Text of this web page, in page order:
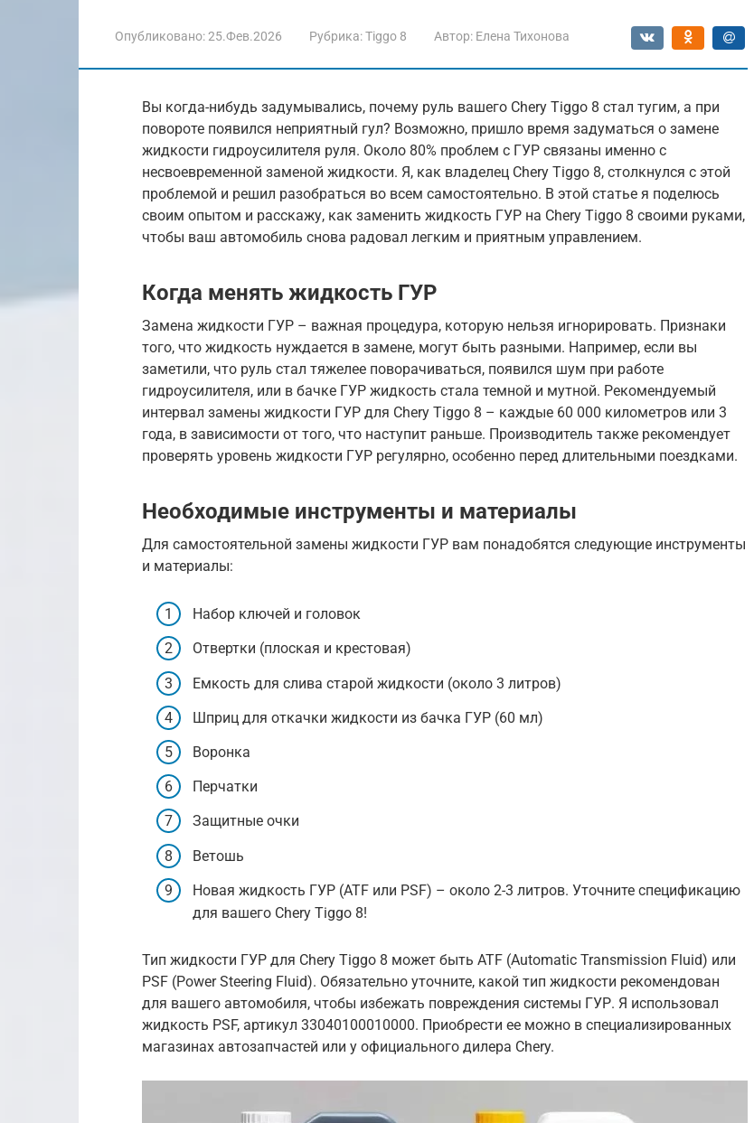
Опубликовано:25.Фев.2026 Рубрика:Tiggo 8 Автор: Елена Тихонова
Вы когда-нибудь задумывались, почему руль вашего Chery Tiggo 8 стал тугим, а при
повороте появился неприятный гул? Возможно, пришло время задуматься о замене
жидкости гидроусилителя руля. Около 80% проблем с ГУР связаны именно с
несвоевременной заменой жидкости. Я, как владелец Chery Tiggo 8, столкнулся с этой
проблемой и решил разобраться во всем самостоятельно. В этой статье я поделюсь
своим опытом и расскажу, как заменить жидкость ГУР на Chery Tiggo 8 своими руками,
чтобы ваш автомобиль снова радовал легким и приятным управлением.
Когда менять жидкость ГУР
Замена жидкости ГУР – важная процедура, которую нельзя игнорировать. Признаки
того, что жидкость нуждается в замене, могут быть разными. Например, если вы
заметили, что руль стал тяжелее поворачиваться, появился шум при работе
гидроусилителя, или в бачке ГУР жидкость стала темной и мутной. Рекомендуемый
интервал замены жидкости ГУР для Chery Tiggo 8 – каждые 60 000 километров или 3
года, в зависимости от того, что наступит раньше. Производитель также рекомендует
проверять уровень жидкости ГУР регулярно, особенно перед длительными поездками.
Необходимые инструменты и материалы
Для самостоятельной замены жидкости ГУР вам понадобятся следующие инструменты
и материалы:
Набор ключей и головок
Отвертки (плоская и крестовая)
Емкость для слива старой жидкости (около 3 литров)
Шприц для откачки жидкости из бачка ГУР (60 мл)
Воронка
Перчатки
Защитные очки
Ветошь
Новая жидкость ГУР (ATF или PSF) – около 2-3 литров. Уточните спецификацию
для вашего Chery Tiggo 8!
Тип жидкости ГУР для Chery Tiggo 8 может быть ATF (Automatic Transmission Fluid) или
PSF (Power Steering Fluid). Обязательно уточните, какой тип жидкости рекомендован
для вашего автомобиля, чтобы избежать повреждения системы ГУР. Я использовал
жидкость PSF, артикул 33040100010000. Приобрести ее можно в специализированных
магазинах автозапчастей или у официального дилера Chery.